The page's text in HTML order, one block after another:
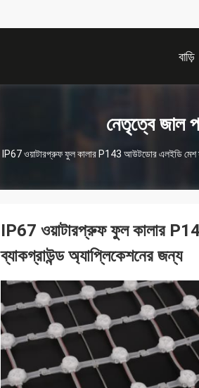
বাড়ি
নেতৃত্বে জাল
IP67 ওয়াটারপ্রুফ ফুল কালার P143 আউটডোর এলইডি মেশ
IP67 ওয়াটারপ্রুফ ফুল কালার
ব্যাকগ্রাউন্ড অ্যাপ্লিকেশনের জন্য